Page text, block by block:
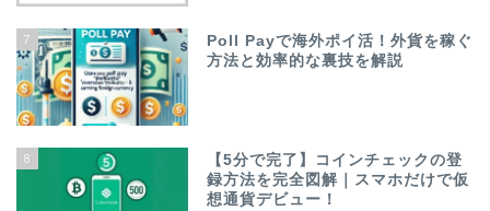
7
Poll Payで海外ポイ活！外貨を稼ぐ
方法と効率的な裏技を解説
8
【5分で完了】コインチェックの登
録方法を完全図解｜スマホだけで仮
想通貨デビュー！